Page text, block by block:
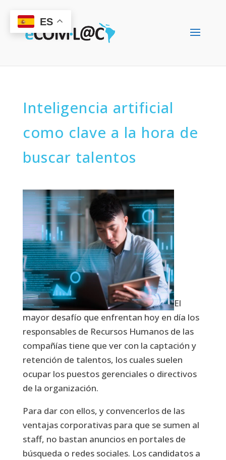
Inteligencia artificial
como clave a la hora de
buscar talentos
El
mayor desafío que enfrentan hoy en día los
responsables de Recursos Humanos de las
compañías tiene que ver con la captación y
retención de talentos, los cuales suelen
ocupar los puestos gerenciales o directivos
de la organización.
Para dar con ellos, y convencerlos de las
ventajas corporativas para que se sumen al
staff, no bastan anuncios en portales de
búsqueda o redes sociales. Los candidatos a
ES